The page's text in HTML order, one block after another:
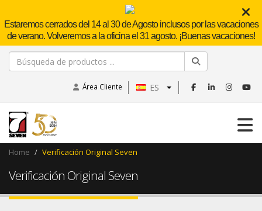
Estaremos cerrados del 14 al 30 de Agosto inclusos por las vacaciones
de verano. Volveremos a la oficina el 31 agosto. ¡Buenas vacaciones!
Área Cliente ES
Home Verificación Original Seven
Verificación Original Seven